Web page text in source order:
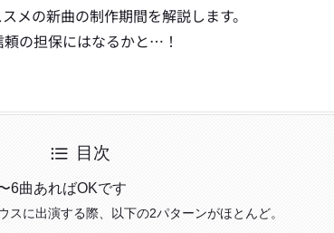
メの新曲の制作期間を解説します。
の担保にはなるかと…！
目次
6曲あればOKです
スに出演する際、以下の2パターンがほとんど。